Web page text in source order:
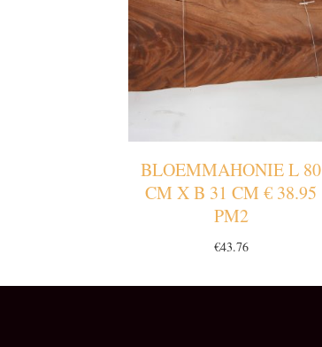
BLOEMMAHONIE L 80
CM X B 31 CM € 38.95
PM2
€43.76